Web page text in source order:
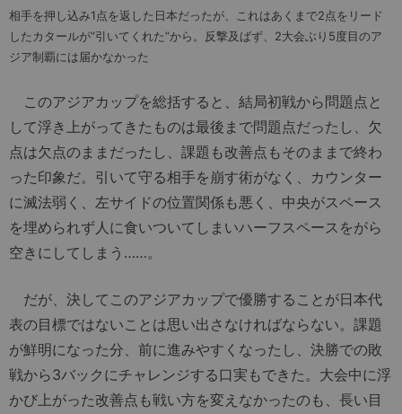
相手を押し込み1点を返した日本だったが、これはあくまで2点をリード
したカタールが“引いてくれた”から。反撃及ばず、2大会ぶり5度目のア
ジア制覇には届かなかった
このアジアカップを総括すると、結局初戦から問題点と
して浮き上がってきたものは最後まで問題点だったし、欠
点は欠点のままだったし、課題も改善点もそのままで終わ
った印象だ。引いて守る相手を崩す術がなく、カウンター
に滅法弱く、左サイドの位置関係も悪く、中央がスペース
を埋められず人に食いついてしまいハーフスペースをがら
空きにしてしまう……。
だが、決してこのアジアカップで優勝することが日本代
表の目標ではないことは思い出さなければならない。課題
が鮮明になった分、前に進みやすくなったし、決勝での敗
戦から3バックにチャレンジする口実もできた。大会中に浮
かび上がった改善点も戦い方を変えなかったのも、長い目